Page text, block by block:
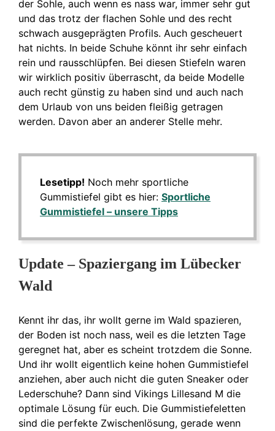
der Sohle, auch wenn es nass war, immer sehr gut
und das trotz der flachen Sohle und des recht
schwach ausgeprägten Profils. Auch gescheuert
hat nichts. In beide Schuhe könnt ihr sehr einfach
rein und rausschlüpfen. Bei diesen Stiefeln waren
wir wirklich positiv überrascht, da beide Modelle
auch recht günstig zu haben sind und auch nach
dem Urlaub von uns beiden fleißig getragen
werden. Davon aber an anderer Stelle mehr.
Lesetipp! Noch mehr sportliche
Gummistiefel gibt es hier: Sportliche
Gummistiefel – unsere Tipps
Update – Spaziergang im Lübecker
Wald
Kennt ihr das, ihr wollt gerne im Wald spazieren,
der Boden ist noch nass, weil es die letzten Tage
geregnet hat, aber es scheint trotzdem die Sonne.
Und ihr wollt eigentlich keine hohen Gummistiefel
anziehen, aber auch nicht die guten Sneaker oder
Lederschuhe? Dann sind Vikings Lillesand M die
optimale Lösung für euch. Die Gummistiefeletten
sind die perfekte Zwischenlösung, gerade wenn